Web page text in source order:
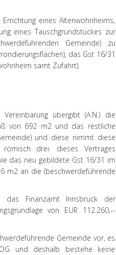
eines Altenwohnheims,
eines Tauschgrundstückes zur
Gemeinde) zu
das Gst 16/31
samt Zufahrt).
übergibt (A.N.) die
von 692 m2 und das restliche
und diese nimmt diese
drei. dieses Vertrages
das neu gebildete Gst 16/31 im
m2 an die (beschwerdeführende
das Finanzamt Innsbruck der
von EUR 112.260,--
Gemeinde vor, es
und deshalb bestehe keine